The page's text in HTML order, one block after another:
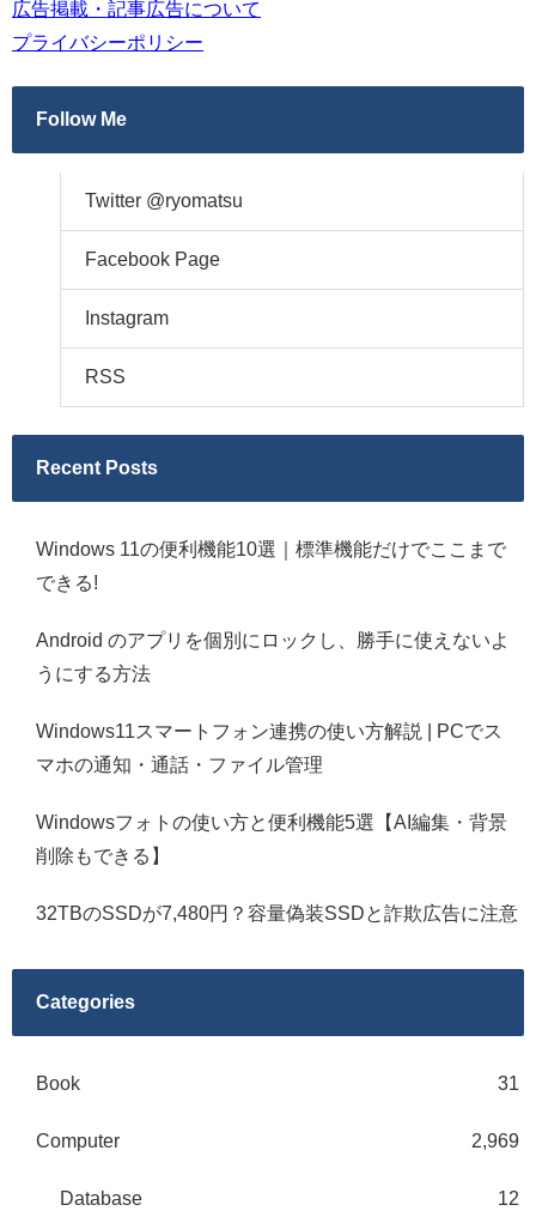
広告掲載・記事広告について
プライバシーポリシー
Follow Me
Twitter @ryomatsu
Facebook Page
Instagram
RSS
Recent Posts
Windows 11の便利機能10選｜標準機能だけでここまで
できる!
Android のアプリを個別にロックし、勝手に使えないよ
うにする方法
Windows11スマートフォン連携の使い方解説 | PCでス
マホの通知・通話・ファイル管理
Windowsフォトの使い方と便利機能5選【AI編集・背景
削除もできる】
32TBのSSDが7,480円？容量偽装SSDと詐欺広告に注意
Categories
Book 31
Computer 2,969
Database 12